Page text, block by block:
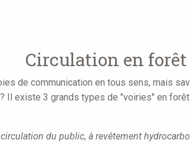
Circulation en forêt
de communication en tous sens, mais
Il existe 3 grands types de "voiries" en
du public, à revêtement